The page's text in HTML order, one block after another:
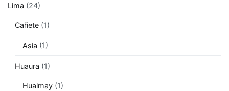
Lima (24)
Cañete (1)
Asia (1)
Huaura (1)
Hualmay(1)